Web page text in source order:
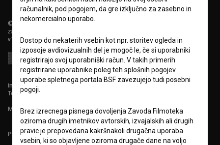
© 2018-2026, Filmoteka,
zavod za širjenje filmske kulture
v7.151.0
info@filmoteka.si
Tehnična pomoč: podpora@bsf.si
Mednarodna številka ISSN 2670-787X
Projekt sofinancira:
računalnik, pod pogojem, da gre izključno za zasebno in
nekomercialno uporabo.
Dostop do nekaterih vsebin kot npr. storitev ogleda in
izposoje avdiovizualnih del je mogoč le, če si uporabniki
registrirajo svoj uporabniški račun. V takih primerih
registrirane uporabnike poleg teh splošnih pogojev
uporabe spletnega portala BSF zavezujejo tudi posebni
pogoji.
Brez izrecnega pisnega dovoljenja Zavoda Filmoteka
oziroma drugih imetnikov avtorskih, izvajalskih ali drugih
pravic je prepovedana kakršnakoli drugačna uporaba
vsebin, ki so objavljene oziroma drugače dane na voljo